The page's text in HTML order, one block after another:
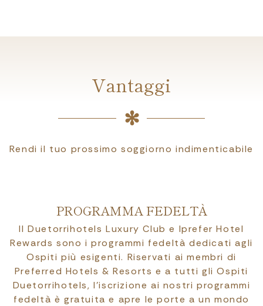
Vantaggi
Rendi il tuo prossimo soggiorno indimenticabile
PROGRAMMA FEDELTÀ
Il Duetorrihotels Luxury Club e Iprefer Hotel
Rewards sono i programmi fedeltà dedicati agli
Ospiti più esigenti. Riservati ai membri di
Preferred Hotels & Resorts e a tutti gli Ospiti
Duetorrihotels, l’iscrizione ai nostri programmi
fedeltà è gratuita e apre le porte a un mondo